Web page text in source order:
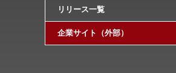
リリース一覧
企業サイト（外部）